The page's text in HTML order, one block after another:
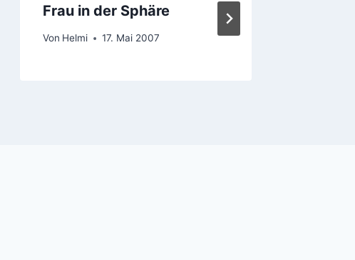
Frau in der Sphäre
Von Helmi 17. Mai 2007